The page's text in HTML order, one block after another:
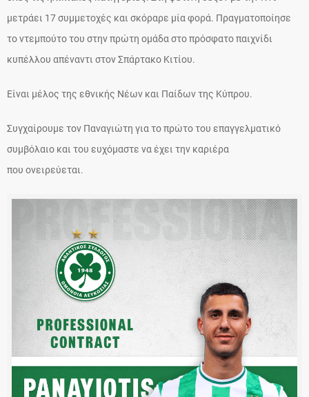
μετράει 17 συμμετοχές και σκόραρε μία φορά. Πραγματοποίησε
το ντεμπούτο του στην πρώτη ομάδα στο πρόσφατο παιχνίδι
κυπέλλου απέναντι στον Σπάρτακο Κιτίου.
Είναι μέλος της εθνικής Νέων και Παίδων της Κύπρου.
Συγχαίρουμε τον Παναγιώτη για το πρώτο του επαγγελματικό
συμβόλαιο και του ευχόμαστε να έχει την καριέρα
που ονειρεύεται.